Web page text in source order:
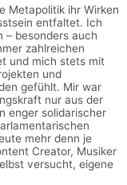
Metapolitik ihr Wirken
entfaltet. Ich
– besonders auch
zahlreichen
und mich stets mit
und
gefühlt. Mir war
nur aus der
enger solidarischer
mehr denn je
Creator, Musiker
versucht, eigene